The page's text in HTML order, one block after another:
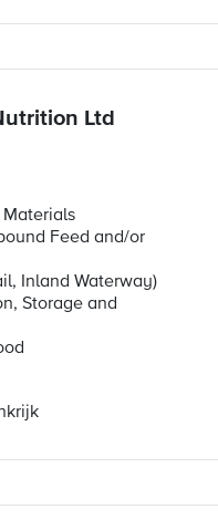
Ltd
Materials
Feed and/or
Inland Waterway)
Storage and